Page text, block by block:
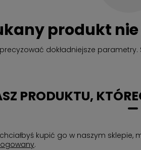
produkt nie
dokładniejsze parametry.
PRODUKTU,
kupić go w naszym
.